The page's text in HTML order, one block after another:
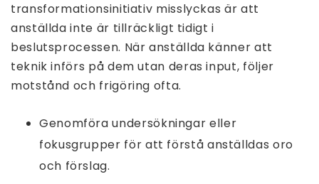
transformationsinitiativ misslyckas är att
anställda inte är tillräckligt tidigt i
beslutsprocessen. När anställda känner att
teknik införs på dem utan deras input, följer
motstånd och frigöring ofta.
Genomföra undersökningar eller
fokusgrupper för att förstå anställdas oro
och förslag.